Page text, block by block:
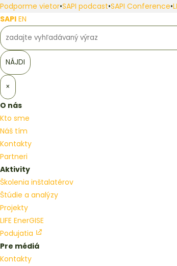
Podporme vietor•SAPI podcast•SAPI Conference•
SAPI EN
×
O nás
Kto sme
Náš tím
Kontakty
Partneri
Aktivity
Školenia inštalatérov
Štúdie a analýzy
Projekty
LIFE EnerGISE
Podujatia
Pre médiá
Kontakty